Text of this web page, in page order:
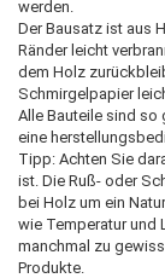
werden.
Der Bausatz ist aus
Ränder leicht
dem Holz
Schmirgelpapier
Alle Bauteile sind so
eine
Tipp: Achten Sie
ist. Die Ruß- oder
bei Holz um ein
wie Temperatur
manchmal zu
Produkte.